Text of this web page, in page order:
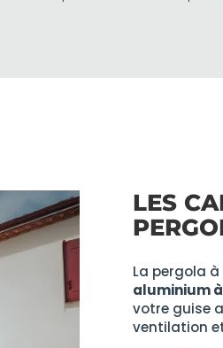
LES
La pergola
aluminium
votre guise
ventilation